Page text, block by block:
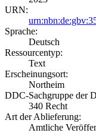
URN:
Sprache:
Deutsch
Ressourcentyp:
Text
Erscheinungsort:
Northeim
DDC-Sachgruppe der
340 Recht
Art der Ablieferung:
Amtliche